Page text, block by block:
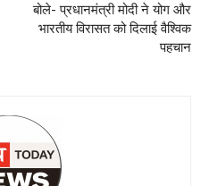
बोले- प्रधानमंत्री मोदी ने योग और
भारतीय विरासत को दिलाई वैश्विक
पहचान